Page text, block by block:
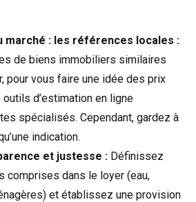
marché : les références locales :
de biens immobiliers similaires
pour vous faire une idée des prix
d’estimation en ligne
spécialisés. Cependant, gardez à
indication.
et justesse : Définissez
comprises dans le loyer (eau,
et établissez une provision